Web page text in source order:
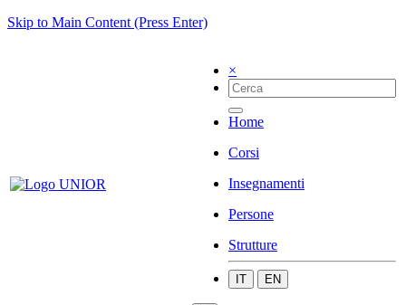
Skip to Main Content (Press Enter)
×
Home
Corsi
Insegnamenti
Persone
Strutture
IT EN